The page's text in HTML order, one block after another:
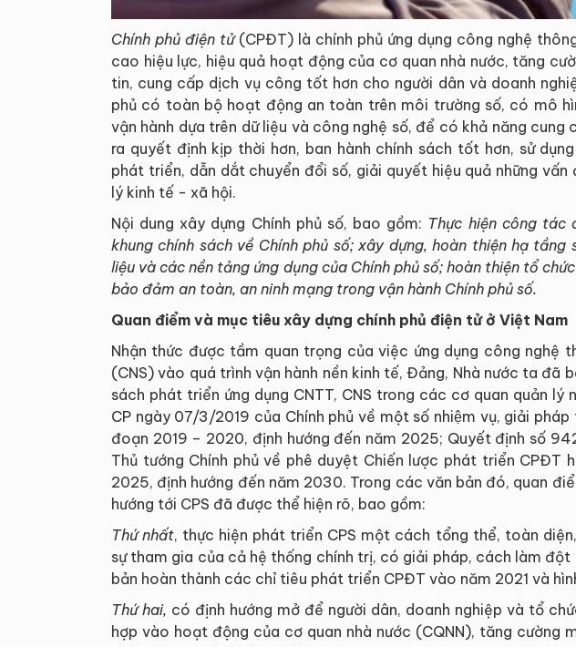
Chính phủ điện tử(CPĐT) là chính phủ ứng dụng công nghệ
cao hiệu lực, hiệu quả hoạt động của cơ quan nhà nước, tăng
tin, cung cấp dịch vụ công tốt hơn cho người dân và doanh
phủ có toàn bộ hoạt động an toàn trên môi trường số, có mô
vận hành dựa trên dữ liệu và công nghệ số, để có khả năng cung
ra quyết định kịp thời hơn, ban hành chính sách tốt hơn, sử
phát triển, dẫn dắt chuyển đổi số, giải quyết hiệu quả những
lý kinh tế - xã hội.
Nội dung xây dựng Chính phủ số, bao gồm: Thực hiện công tác
khung chính sách về Chính phủ số;xây dựng, hoàn thiện hạ tầng
liệu và các nền tảng ứng dụng của Chính phủ số;hoàn thiện tổ
bảo đảm an toàn, an ninh mạng trong vận hành Chính phủ số.
Quan điểm và mục tiêu xây dựng chính phủ điện tử ở Việt Nam
Nhận thức được tầm quan trọng của việc ứng dụng công nghệ
(CNS) vào quá trình vận hành nền kinh tế, Đảng, Nhà nước ta đã
sách phát triển ứng dụng CNTT, CNS trong các cơ quan quản lý
CP ngày 07/3/2019 của Chính phủ về một số nhiệm vụ, giải
đoạn 2019 – 2020, định hướng đến năm 2025; Quyết định số
Thủ tướng Chính phủ về phê duyệt Chiến lược phát triển CPĐT
2025, định hướng đến năm 2030. Trong các văn bản đó, quan
hướng tới CPS đã được thể hiện rõ, bao gồm:
Thứ nhất, thực hiện phát triển CPS một cách tổng thể, toàn
sự tham gia của cả hệ thống chính trị, có giải pháp, cách làm
bản hoàn thành các chỉ tiêu phát triển CPĐT vào năm 2021 và
Thứ hai, có định hướng mở để người dân, doanh nghiệp và tổ
hợp vào hoạt động của cơ quan nhà nước (CQNN), tăng cường